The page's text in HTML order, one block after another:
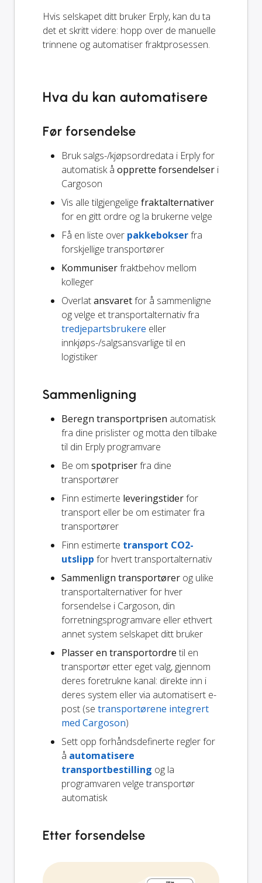
Hvis selskapet ditt bruker Erply, kan du ta
det et skritt videre: hopp over de manuelle
trinnene og automatiser fraktprosessen.
Hva du kan automatisere
Før forsendelse
Bruk salgs-/kjøpsordredata i Erply for
automatisk å opprette forsendelser i
Cargoson
Vis alle tilgjengelige fraktalternativer
for en gitt ordre og la brukerne velge
Få en liste over pakkebokserfra
forskjellige transportører
Kommuniserfraktbehov mellom
kolleger
Overlatansvaretfor å sammenligne
og velge et transportalternativ fra
tredjepartsbrukere eller
innkjøps-/salgsansvarlige til en
logistiker
Sammenligning
Beregn transportprisen automatisk
fra dine prislister og motta den tilbake
til din Erply programvare
Be om spotpriserfra dine
transportører
Finn estimerte leveringstiderfor
transport eller be om estimater fra
transportører
Finn estimerte transport CO2-
utslipp for hvert transportalternativ
Sammenlign transportører og ulike
transportalternativer for hver
forsendelse i Cargoson, din
forretningsprogramvare eller ethvert
annet system selskapet ditt bruker
Plasser en transportordre til en
transportør etter eget valg, gjennom
deres foretrukne kanal: direkte inn i
deres system eller via automatisert e-
post (se transportørene integrert
med Cargoson)
Sett opp forhåndsdefinerte regler for
å automatisere
transportbestilling og la
programvaren velge transportør
automatisk
Etter forsendelse